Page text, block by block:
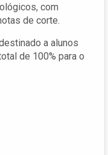
com
de corte.
a alunos
de 100% para o